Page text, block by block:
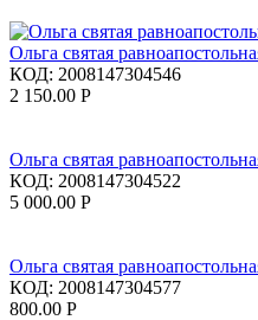
Ольга святая
КОД: 2008147304546
2 150.00 Р
Ольга святая
КОД: 2008147304522
5 000.00 Р
Ольга святая
КОД: 2008147304577
800.00 Р